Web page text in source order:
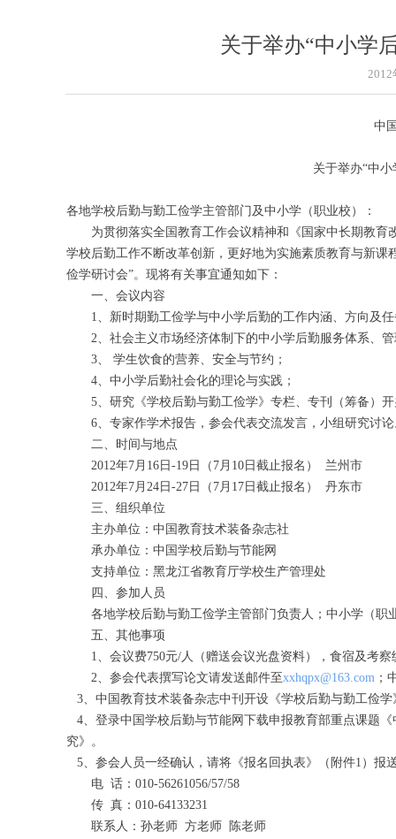
关于举办“中小学
中
关于举办“中
各地学校后勤与勤工俭学主管部门及中小学（职业校）：
为贯彻落实全国教育工作会议精神和《国家中长期教育
学校后勤工作不断改革创新，更好地为实施素质教育与新课
俭学研讨会”。现将有关事宜通知如下：
一、会议内容
1、新时期勤工俭学与中小学后勤的工作内涵、方向及任
2、社会主义市场经济体制下的中小学后勤服务体系、管
3、 学生饮食的营养、安全与节约；
4、中小学后勤社会化的理论与实践；
5、研究《学校后勤与勤工俭学》专栏、专刊（筹备）开
6、专家作学术报告，参会代表交流发言，小组研究讨
二、时间与地点
2012年7月16日-19日（7月10日截止报名） 兰州市
2012年7月24日-27日（7月17日截止报名） 丹东市
三、组织单位
主办单位：中国教育技术装备杂志社
承办单位：中国学校后勤与节能网
支持单位：黑龙江省教育厅学校生产管理处
四、参加人员
各地学校后勤与勤工俭学主管部门负责人；中小学（职
五、其他事项
1、会议费750元/人（赠送会议光盘资料），食宿及考察
2、参会代表撰写论文请发送邮件至xxhqpx@163.com ；
3、中国教育技术装备杂志中刊开设《学校后勤与勤工俭
4、登录中国学校后勤与节能网下载申报教育部重点课题
究》。
5、参会人员一经确认，请将《报名回执表》（附件1）报
电 话：010-56261056/57/58
传 真：010-64133231
联系人：孙老师 方老师 陈老师
2012